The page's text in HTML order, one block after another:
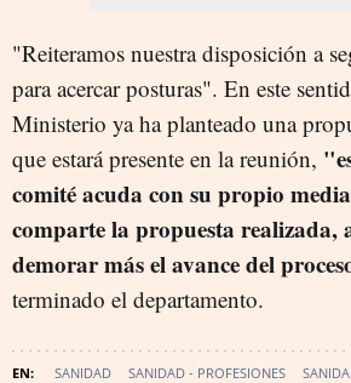
"Reiteramos nuestra disposición a
para acercar posturas". En este
Ministerio ya ha planteado una
que estará presente en la reunión,
comité acuda con su propio
comparte la propuesta realizada,
demorar más el avance del
terminado el departamento.
SANIDAD SANIDAD - PROFESIONES